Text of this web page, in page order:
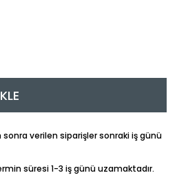
verilen siparişler sonraki iş günü
süresi 1-3 iş günü uzamaktadır.